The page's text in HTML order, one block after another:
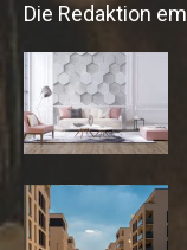
Die Redaktion